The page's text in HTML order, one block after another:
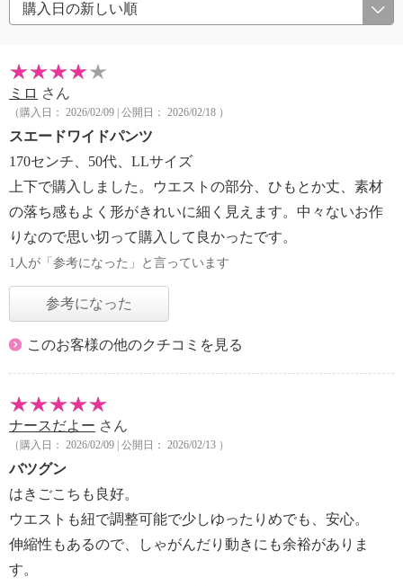
ミロ さん
（購入日： 2026/02/09 | 公開日： 2026/02/18 ）
スエードワイドパンツ
170センチ、50代、LLサイズ
上下で購入しました。ウエストの部分、ひもとか丈、素材
の落ち感もよく形がきれいに細く見えます。中々ないお作
りなので思い切って購入して良かったです。
1人が「参考になった」と言っています
参考になった
このお客様の他のクチコミを見る
ナースだよー さん
（購入日： 2026/02/09 | 公開日： 2026/02/13 ）
バツグン
はきごこちも良好。
ウエストも紐で調整可能で少しゆったりめでも、安心。
伸縮性もあるので、しゃがんだり動きにも余裕がありま
す。